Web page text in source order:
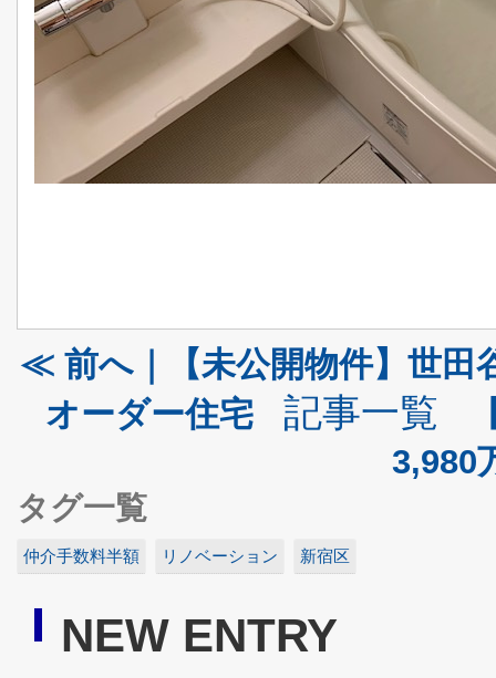
≪ 前へ｜【未公開物件】世田
オーダー住宅
記事一覧
3,980
タグ一覧
仲介手数料半額 リノベーション 新宿区
NEW ENTRY